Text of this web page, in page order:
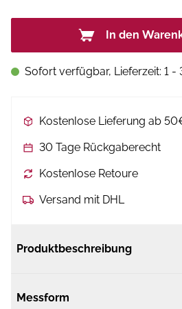
In den
Sofort verfügbar, Lieferzeit: 1 -
Kostenlose Lieferung ab
30 Tage Rückgaberecht
Kostenlose Retoure
Versand mit DHL
Produktbeschreibung
Messform